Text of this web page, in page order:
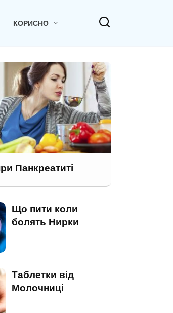
КОРИСНО
Панкреатиті
Що пити коли
болять Нирки
Таблетки від
Молочниці